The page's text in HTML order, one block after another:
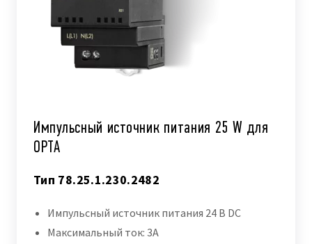
Импульсный источник питания 25 W для
OPTA
Тип 78.25.1.230.2482
Импульсный источник питания 24 В DC
Максимальный ток: 3A